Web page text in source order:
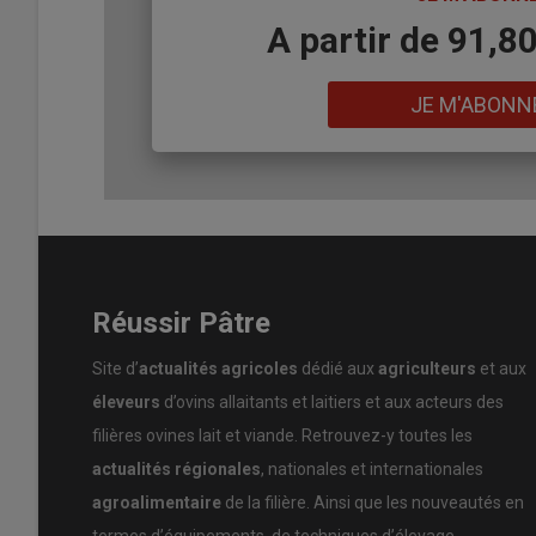
BodyA partir de
JE
Réussir Pâtre
Site d’actualités agricoles dédié aux agriculteurs et aux
éleveurs d’ovins allaitants et laitiers et aux acteurs des
filières ovines lait et viande. Retrouvez-y toutes les
actualités régionales, nationales et internationales
agroalimentaire de la filière. Ainsi que les nouveautés en